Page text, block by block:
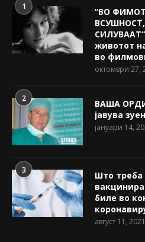
1
“ВО ФИМОТ
животот
во
октомври 27,
2
ВАША
јавува
јануари 14,
3
Што
биле во
август 11, 2021